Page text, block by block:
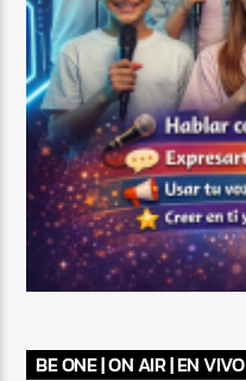
BE ONE | ON AIR | EN VIVO